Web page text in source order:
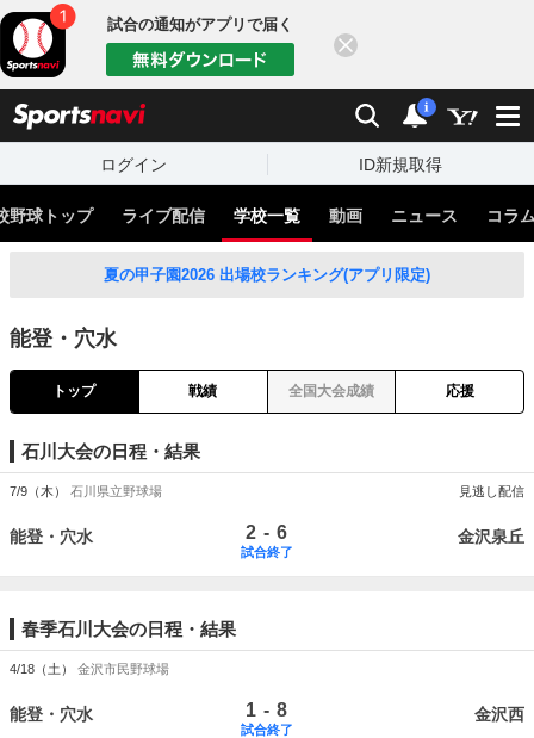
試合の通知がアプリで届く
検索 通知
i
ログイン ID新規取得
野球トップ ライブ配信 学校一覧 動画 ニュース コラ
夏の甲子園2026 出場校ランキング(アプリ限定)
能登・穴水
トップ 戦績 全国大会成績 応援
石川大会の日程・結果
7/9（木） 石川県立野球場 見逃し配信
能登・穴水 2 - 6
試合終了
金沢泉丘
春季石川大会の日程・結果
4/18（土） 金沢市民野球場
能登・穴水 1 - 8
試合終了
金沢西